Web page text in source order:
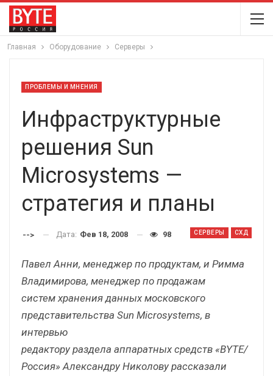
Главная Оборудование Серверы
ПРОБЛЕМЫ И МНЕНИЯ
Инфраструктурные
решения Sun
Microsystems —
стратегия и планы
СЕРВЕРЫ СХД
--> Дата: Фев 18, 2008 98
Павел Анни, менеджер по продуктам, и Римма
Владимирова, менеджер по продажам
систем хранения данных московского
представительства Sun Microsystems, в
интервью
редактору раздела аппаратных средств «BYTE/
Россия» Александру Николову рассказали